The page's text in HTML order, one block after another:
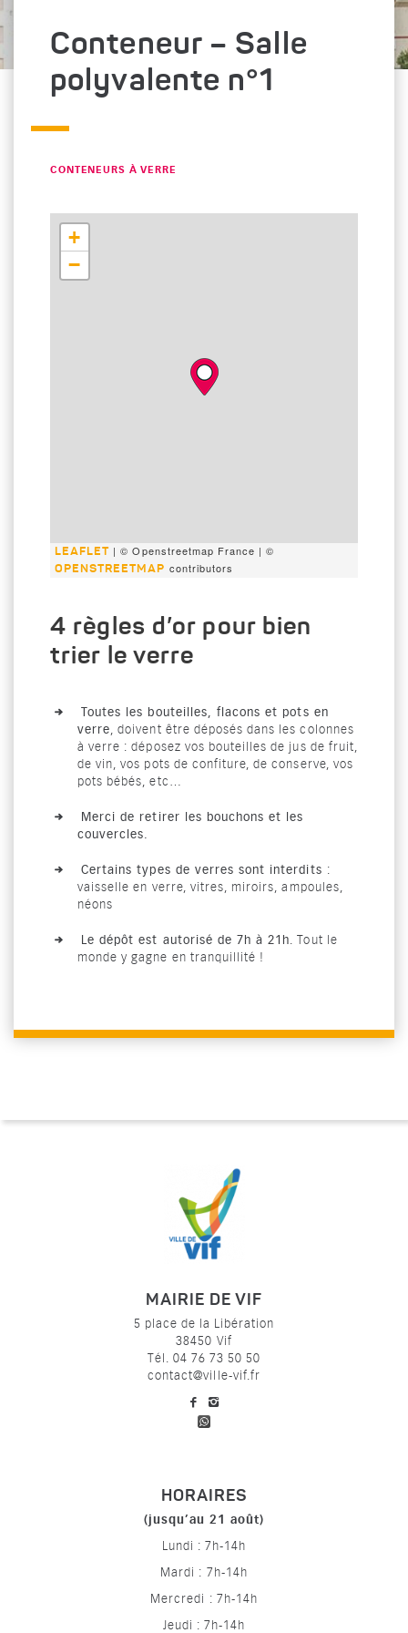
Conteneur – Salle
polyvalente n°1
CATÉGORIE : "
CONTENEURS À VERRE
+
−
LEAFLET | © Openstreetmap France | ©
OPENSTREETMAP contributors
4 règles d’or pour bien
trier le verre
Toutes les bouteilles, flacons et pots en
verre, doivent être déposés dans les colonnes
à verre : déposez vos bouteilles de jus de fruit,
de vin, vos pots de confiture, de conserve, vos
pots bébés, etc…
Merci de retirer les bouchons et les
couvercles.
Certains types de verres sont interdits :
vaisselle en verre, vitres, miroirs, ampoules,
néons
Le dépôt est autorisé de 7h à 21h. Tout le
monde y gagne en tranquillité !
MAIRIE DE VIF
5 place de la Libération
38450 Vif
Tél. 04 76 73 50 50
contact@ville-vif.fr
voir notre page facebook
HORAIRES
(jusqu’au 21 août)
Lundi : 7h-14h
Mardi : 7h-14h
Mercredi : 7h-14h
Jeudi : 7h-14h